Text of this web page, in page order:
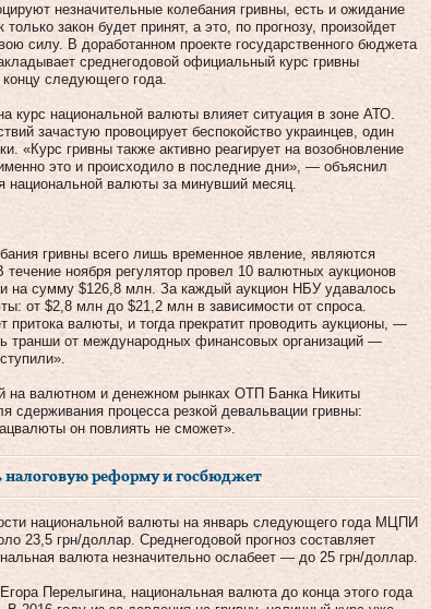
незначительные колебания гривны, есть и ожидание
закон будет принят, а это, по прогнозу, произойдет
силу. В доработанном проекте государственного бюджета
среднегодовой официальный курс гривны
следующего года.
курс национальной валюты влияет ситуация в зоне АТО.
зачастую провоцирует беспокойство украинцев, один
«Курс гривны также активно реагирует на возобновление
это и происходило в последние дни», — объяснил
национальной валюты за минувший месяц.
гривны всего лишь временное явление, являются
ноября регулятор провел 10 валютных аукционов
на сумму $126,8 млн. За каждый аукцион НБУ удавалось
от $2,8 млн до $21,2 млн в зависимости от спроса.
валюты, и тогда прекратит проводить аукционы, —
от международных финансовых организаций —
на валютном и денежном рынках ОТП Банка Никиты
сдерживания процесса резкой девальвации гривны:
он повлиять не сможет».
реформу и госбюджет
национальной валюты на январь следующего года МЦПИ
23,5 грн/доллар. Среднегодовой прогноз составляет
валюта незначительно ослабеет — до 25 грн/доллар.
Перелыгина, национальная валюта до конца этого года